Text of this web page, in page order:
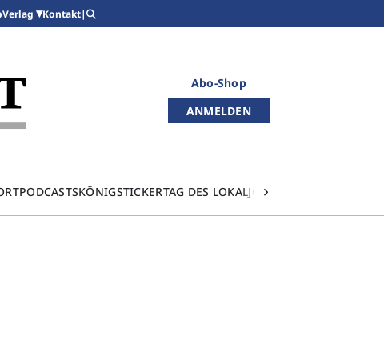
Verlag Kontakt|
Abo-Shop
ANMELDEN
PODCASTSKÖNIGSTICKERTAG DES LOKALJOURNALISMUS